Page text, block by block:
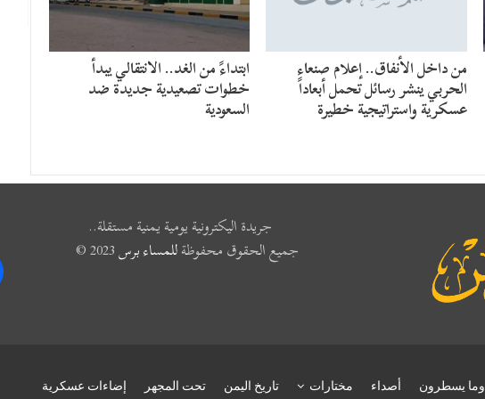
من داخل الأنفاق.. إعلام صنعاء
الحربي ينشر رسائل تحمل أبعاداً
عسكرية واستراتيجية خطيرة
​ابتداءً من الغد.. الانتقالي يبدأ
خطوات تصعيدية جديدة ضد
السعودية
جريدة اليكترونية يومية يمنية مستقلة..
جميع الحقوق محفوظةللمساء برس
وما يسطرون أصداء مختارات تاريخ اليمن تحت المجهر إضاءات عسكرية